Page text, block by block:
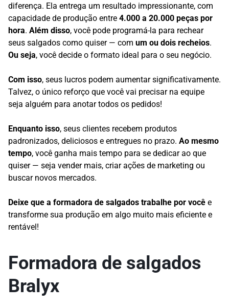
diferença. Ela entrega um resultado impressionante, com
capacidade de produção entre 4.000 a 20.000 peças por
hora. Além disso, você pode programá-la para rechear
seus salgados como quiser — com um ou dois recheios.
Ou seja, você decide o formato ideal para o seu negócio.
Com isso, seus lucros podem aumentar significativamente.
Talvez, o único reforço que você vai precisar na equipe
seja alguém para anotar todos os pedidos!
Enquanto isso, seus clientes recebem produtos
padronizados, deliciosos e entregues no prazo. Ao mesmo
tempo, você ganha mais tempo para se dedicar ao que
quiser — seja vender mais, criar ações de marketing ou
buscar novos mercados.
Deixe que a formadora de salgados trabalhe por você e
transforme sua produção em algo muito mais eficiente e
rentável!
Formadora de salgados
Bralyx